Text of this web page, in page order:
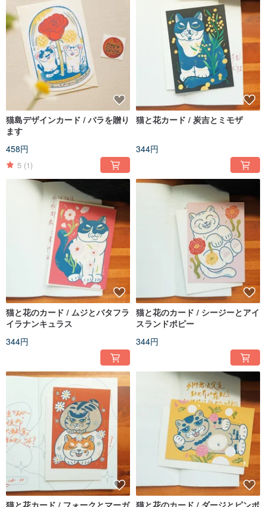
猫島デザインカード / バラを贈り
ます
458円
5 (1)
猫と花カード / 炭吉とミモザ
344円
猫と花のカード / ムジとバタフラ
イラナンキュラス
344円
猫と花のカード / シージーとアイ
スランドポピー
344円